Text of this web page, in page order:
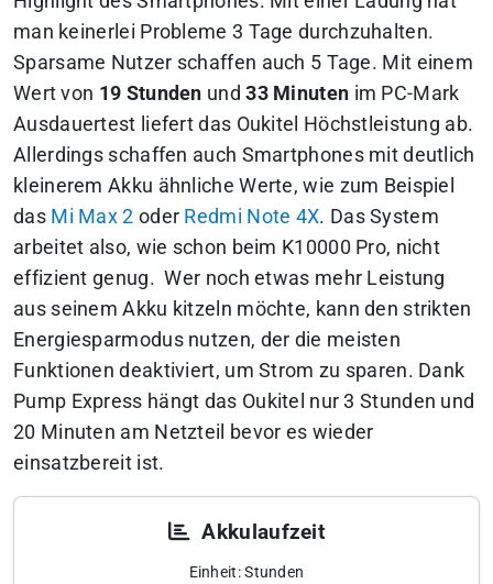
man keinerlei Probleme 3 Tage durchzuhalten.
Sparsame Nutzer schaffen auch 5 Tage. Mit einem
Wert von 19 Stunden und33 Minuten im PC-Mark
Ausdauertest liefert das Oukitel Höchstleistung ab.
Allerdings schaffen auch Smartphones mit deutlich
kleinerem Akku ähnliche Werte, wie zum Beispiel
das Mi Max 2 oder Redmi Note 4X. Das System
arbeitet also, wie schon beim K10000 Pro, nicht
effizient genug. Wer noch etwas mehr Leistung
aus seinem Akku kitzeln möchte, kann den strikten
Energiesparmodus nutzen, der die meisten
Funktionen deaktiviert, um Strom zu sparen. Dank
Pump Express hängt das Oukitel nur 3 Stunden und
20 Minuten am Netzteil bevor es wieder
einsatzbereit ist.
Akkulaufzeit
Einheit: Stunden